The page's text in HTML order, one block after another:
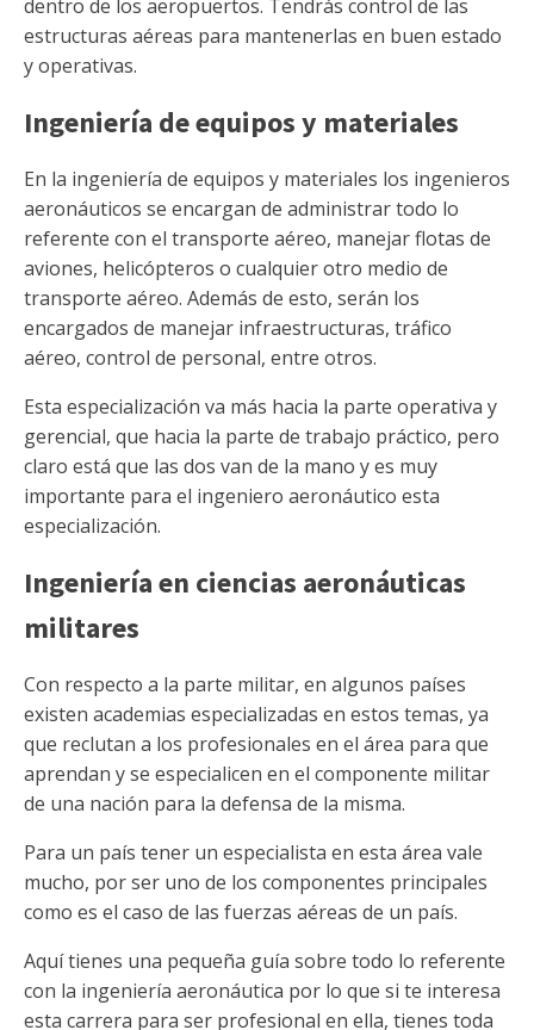
dentro de los aeropuertos. Tendrás control de las
estructuras aéreas para mantenerlas en buen estado
y operativas.
Ingeniería de equipos y materiales
En la ingeniería de equipos y materiales los ingenieros
aeronáuticos se encargan de administrar todo lo
referente con el transporte aéreo, manejar flotas de
aviones, helicópteros o cualquier otro medio de
transporte aéreo. Además de esto, serán los
encargados de manejar infraestructuras, tráfico
aéreo, control de personal, entre otros.
Esta especialización va más hacia la parte operativa y
gerencial, que hacia la parte de trabajo práctico, pero
claro está que las dos van de la mano y es muy
importante para el ingeniero aeronáutico esta
especialización.
Ingeniería en ciencias aeronáuticas
militares
Con respecto a la parte militar, en algunos países
existen academias especializadas en estos temas, ya
que reclutan a los profesionales en el área para que
aprendan y se especialicen en el componente militar
de una nación para la defensa de la misma.
Para un país tener un especialista en esta área vale
mucho, por ser uno de los componentes principales
como es el caso de las fuerzas aéreas de un país.
Aquí tienes una pequeña guía sobre todo lo referente
con la ingeniería aeronáutica por lo que si te interesa
esta carrera para ser profesional en ella, tienes toda